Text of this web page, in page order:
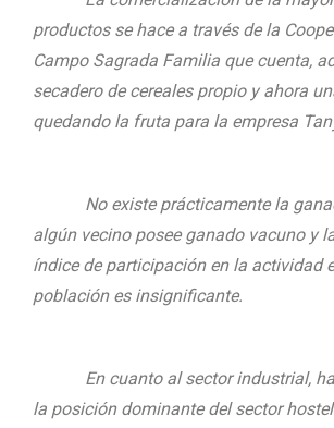
productos se hace a través de la
Campo Sagrada Familia que cuenta,
secadero de cereales propio y ahora
quedando la fruta para la empresa
No existe prácticamente la
algún vecino posee ganado vacuno y
índice de participación en la actividad
población es insignificante.
En cuanto al sector industrial,
la posición dominante del sector